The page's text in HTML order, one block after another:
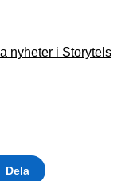
nyheter i Storytels
Dela